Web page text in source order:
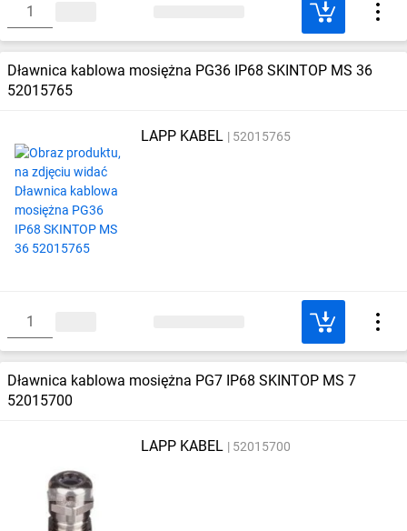
Dławnica kablowa mosiężna PG36 IP68 SKINTOP MS 36
52015765
LAPP KABEL 52015765
Dławnica kablowa mosiężna PG7 IP68 SKINTOP MS 7
52015700
LAPP KABEL 52015700